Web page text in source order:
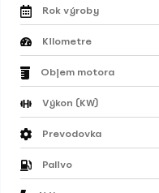
Rok výroby
Kilometre
Objem motora
Výkon (KW)
Prevodovka
Palivo